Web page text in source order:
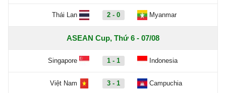
Thái Lan 2 - 0 Myanmar
ASEAN Cup, Thứ 6 - 07/08
Singapore 1 - 1 Indonesia
Việt Nam 3 - 1 Campuchia